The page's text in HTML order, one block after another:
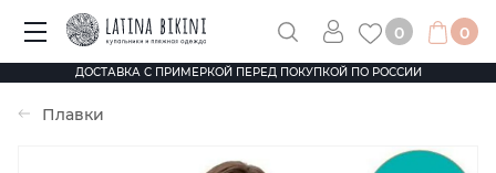
ДОСТАВКА С ПРИМЕРКОЙ ПЕРЕД ПОКУПКОЙ ПО РОССИИ
0 0
Плавки